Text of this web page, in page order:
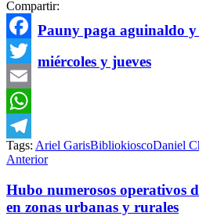
Pauny paga aguinaldo
miércoles y jueves
Compartir:
Facebook
Twitter
Email
WhatsApp
Telegram
Tags: Ariel GarisBibliokioscoDaniel
Anterior
Hubo numerosos operativos
en zonas urbanas y rurales